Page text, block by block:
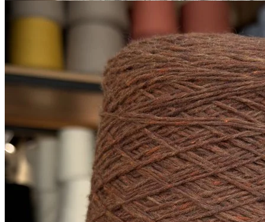
В наличии 5695 гр
Scotland
меринос 100%
450 м/100 гкоричневый, умбра жженая
650₽
за 100 г
Купить
Показать еще
© 2026
Filato Italiano
Мы в соцсетях